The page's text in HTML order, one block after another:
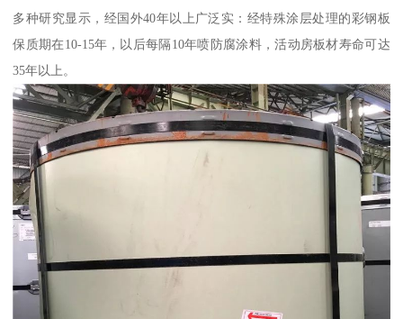
多种研究显示，经国外40年以上广泛实：经特殊涂层处理的彩钢板
保质期在10-15年，以后每隔10年喷防腐涂料，活动房板材寿命可达
35年以上。